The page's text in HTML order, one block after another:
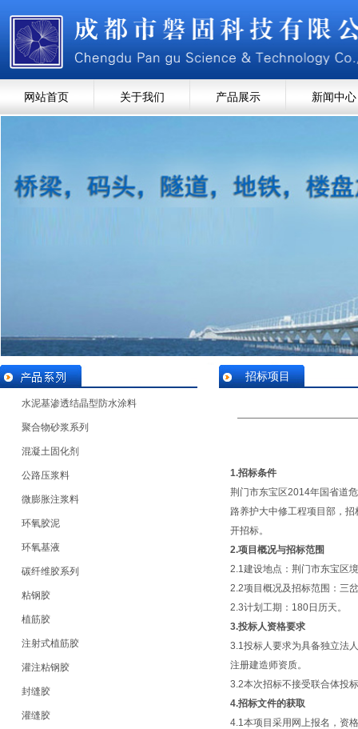
网站首页 关于我们 产品展示 新闻中心
水泥基渗透结晶型防水涂料
聚合物砂浆系列
混凝土固化剂
公路压浆料
微膨胀注浆料
环氧胶泥
环氧基液
碳纤维胶系列
粘钢胶
植筋胶
注射式植筋胶
灌注粘钢胶
封缝胶
灌缝胶
招标项目
1.招标条件
荆门市东宝区2014年国省道
路养护大中修工程项目部，
开招标。
2.项目概况与招标范围
2.1建设地点：荆门市东宝区
2.2项目概况及招标范围：三
2.3计划工期：180日历天。
3.投标人资格要求
3.1投标人要求为具备独立法
注册建造师资质。
3.2本次招标不接受联合体投
4.招标文件的获取
4.1本项目采用网上报名，资